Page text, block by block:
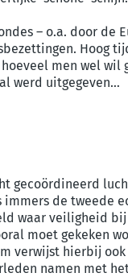
– o.a. door
Hoog
men wel
werd uitgegeven…
gecoördineerd
de tweede
waar veiligheid
moet gekeken
verwijst hierbij
namen met